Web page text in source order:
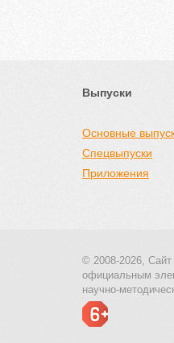
Выпуски
Основные
Спецвыпуски
Приложения
© 2008-2026, Сайт
официальным
научно-